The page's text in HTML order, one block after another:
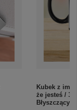
Kubek z
że jesteś /
Błyszczący